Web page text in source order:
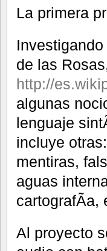
La primera
de las
http://
algunas
lenguaje
incluye
mentiras,
aguas
cartografÃ­a,
Al proyecto